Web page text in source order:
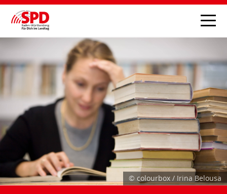
© colourbox / Irina Belousa